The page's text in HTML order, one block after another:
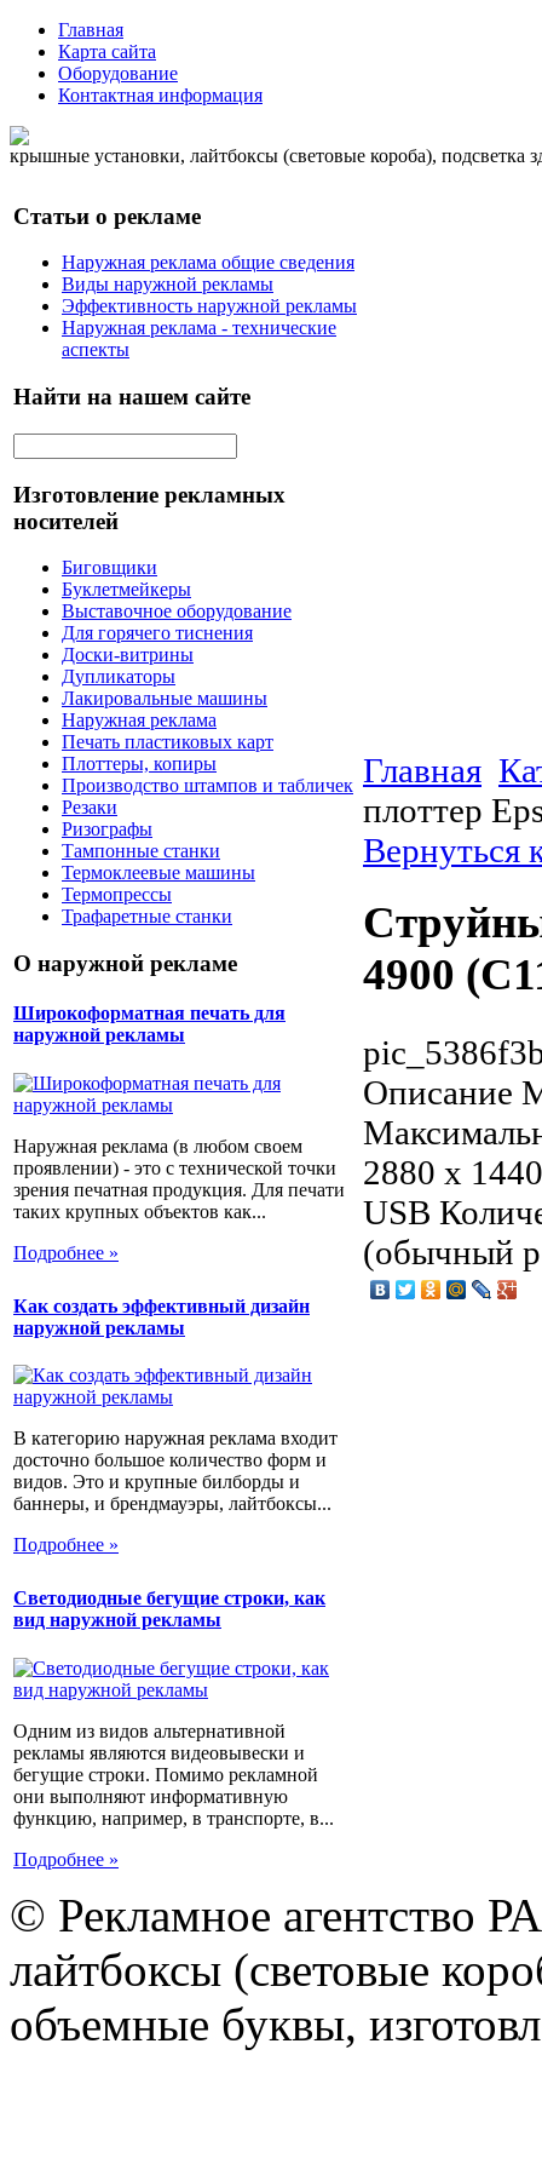
Главная
Карта сайта
Оборудование
Контактная информация
крышные установки, лайтбоксы (световые короба), подсветка
Статьи о рекламе
Наружная реклама общие сведения
Виды наружной рекламы
Эффективность наружной рекламы
Наружная реклама - технические
аспекты
Найти на нашем сайте
Изготовление рекламных
носителей
Биговщики
Буклетмейкеры
Выставочное оборудование
Для горячего тиснения
Доски-витрины
Дупликаторы
Лакировальные машины
Наружная реклама
Печать пластиковых карт
Плоттеры, копиры
Производство штампов и табличек
Резаки
Ризографы
Тампонные станки
Термоклеевые машины
Термопрессы
Трафаретные станки
О наружной рекламе
Широкоформатная печать для
наружной рекламы
Наружная реклама (в любом своем
проявлении) - это с технической точки
зрения печатная продукция. Для печати
таких крупных объектов как...
Подробнее »
Как создать эффективный дизайн
наружной рекламы
В категорию наружная реклама входит
досточно большое количество форм и
видов. Это и крупные билборды и
баннеры, и брендмауэры, лайтбоксы...
Подробнее »
Светодиодные бегущие строки, как
вид наружной рекламы
Одним из видов альтернативной
рекламы являются видеовывески и
бегущие строки. Помимо рекламной
они выполняют информативную
функцию, например, в транспорте, в...
Подробнее »
Главная
плоттер
Вернуться
4900
Описание
2880 x
USB
(обычный
© Рекламное агентство
лайтбоксы (световые
объемные буквы,